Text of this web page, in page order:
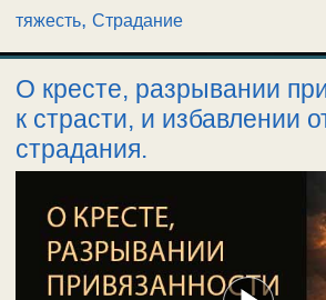
тяжесть, Страдание
О кресте, разрывании
к страсти, и избавлении
страдания.